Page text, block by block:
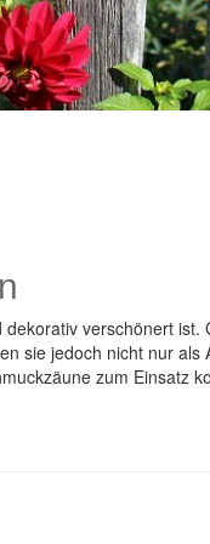
verschönert ist.
sie jedoch nicht nur als
zum Einsatz